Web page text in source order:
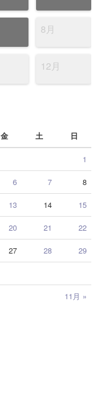
8月
12月
金 土 日
11月 »
1
6 7 8
13 14 15
20 21 22
27 28 29